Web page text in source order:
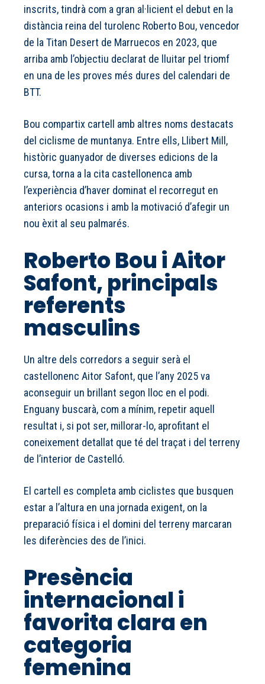
inscrits, tindrà com a gran al·licient el debut en la
distància reina del turolenc Roberto Bou, vencedor
de la Titan Desert de Marruecos en 2023, que
arriba amb l’objectiu declarat de lluitar pel triomf
en una de les proves més dures del calendari de
BTT.
Bou compartix cartell amb altres noms destacats
del ciclisme de muntanya. Entre ells, Llibert Mill,
històric guanyador de diverses edicions de la
cursa, torna a la cita castellonenca amb
l’experiència d’haver dominat el recorregut en
anteriors ocasions i amb la motivació d’afegir un
nou èxit al seu palmarés.
Roberto Bou i Aitor
Safont, principals
referents
masculins
Un altre dels corredors a seguir serà el
castellonenc Aitor Safont, que l’any 2025 va
aconseguir un brillant segon lloc en el podi.
Enguany buscarà, com a mínim, repetir aquell
resultat i, si pot ser, millorar-lo, aprofitant el
coneixement detallat que té del traçat i del terreny
de l’interior de Castelló.
El cartell es completa amb ciclistes que busquen
estar a l’altura en una jornada exigent, on la
preparació física i el domini del terreny marcaran
les diferències des de l’inici.
Presència
internacional i
favorita clara en
categoria
femenina